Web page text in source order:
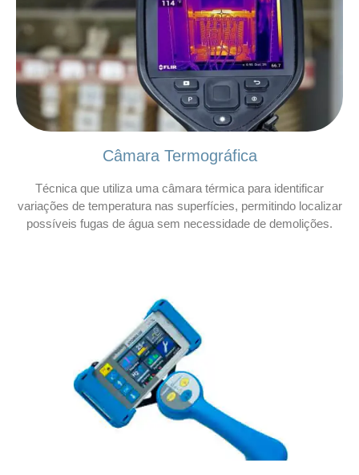
Câmara Termográfica
Técnica que utiliza uma câmara térmica para identificar
variações de temperatura nas superfícies, permitindo localizar
possíveis fugas de água sem necessidade de demolições.